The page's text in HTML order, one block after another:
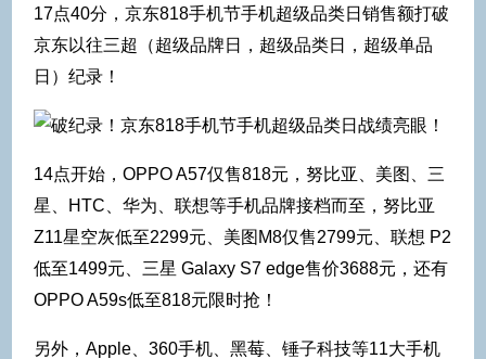
17点40分，京东818手机节手机超级品类日销售额打破
京东以往三超（超级品牌日，超级品类日，超级单品
日）纪录！
14点开始，OPPO A57仅售818元，努比亚、美图、三
星、HTC、华为、联想等手机品牌接档而至，努比亚
Z11星空灰低至2299元、美图M8仅售2799元、联想 P2
低至1499元、三星 Galaxy S7 edge售价3688元，还有
OPPO A59s低至818元限时抢！
另外，Apple、360手机、黑莓、锤子科技等11大手机